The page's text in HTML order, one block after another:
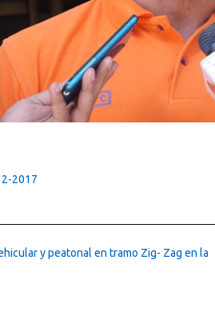
2017
y peatonal en tramo Zig- Zag en la